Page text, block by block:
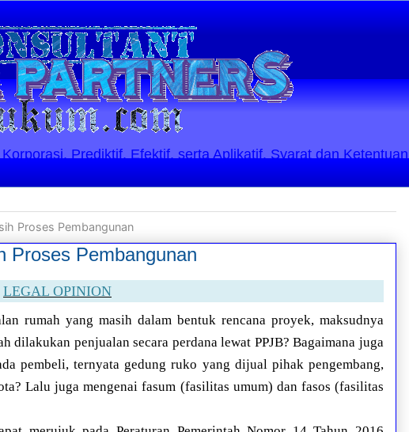
Prediktif, Efektif, serta Aplikatif. Syarat dan Ketentuan
Proses Pembangunan
Proses Pembangunan
LEGAL OPINION
rumah yang masih dalam bentuk rencana proyek, maksudnya
dilakukan penjualan secara perdana lewat PPJB? Bagaimana juga
pembeli, ternyata gedung ruko yang dijual pihak pengembang,
Lalu juga mengenai fasum (fasilitas umum) dan fasos (fasilitas